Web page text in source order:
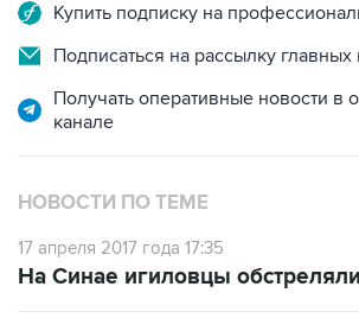
Подписаться на рассылку главных
Получать оперативные новости в
НОВОСТИ ПО ТЕМЕ
17 апреля 2017 года 17:35
15 апреля 2017 года 04:20